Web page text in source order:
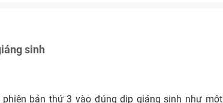
sinh
bản thứ 3 vào đúng dịp giáng sinh như một